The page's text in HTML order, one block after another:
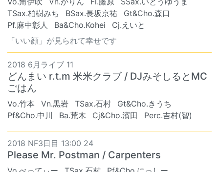
TSax.柏樹みち
BSax.長坂京祐
Gt&Cho.森口
Pf.麻中彰人
Ba&Cho.Kohei
Cj.えいと
「いい顔」が見られて幸せです
2018 6月ライブ 11
どんまい r.t.m 米米クラブ / DJみそしるとMC
ごはん
Vo.竹本 Vn.黒岩 TSax.石村
Gt&Cho.きうち
Pf&Cho.中川
Ba.荒木 Cj&Cho.濱田 Perc.吉村(智)
2018 NF3日目 13:00 24
Please Mr. Postman / Carpenters